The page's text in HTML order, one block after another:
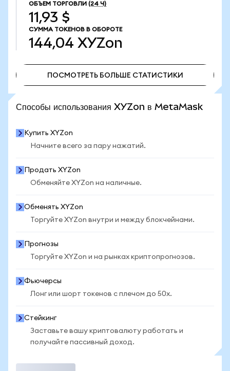
ОБЪЕМ ТОРГОВЛИ (24 Ч)
11,93 $
СУММА ТОКЕНОВ В ОБОРОТЕ
144,04 XYZon
ПОСМОТРЕТЬ БОЛЬШЕ СТАТИСТИКИ
Способы использования XYZon в MetaMask
Купить XYZon
Начните всего за пару нажатий.
Продать XYZon
Обменяйте XYZon на наличные.
Обменять XYZon
Торгуйте XYZon внутри и между блокчейнами.
Прогнозы
Торгуйте XYZon и на рынках криптопрогнозов.
Фьючерсы
Лонг или шорт токенов с плечом до 50x.
Стейкинг
Заставьте вашу криптовалюту работать и
получайте пассивный доход.